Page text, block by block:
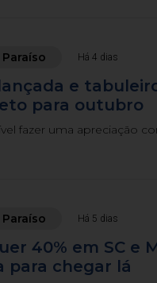
Há 4 dias
e
para outubro
fazer uma apreciação
Há 5 dias
40% em SC e
para chegar lá